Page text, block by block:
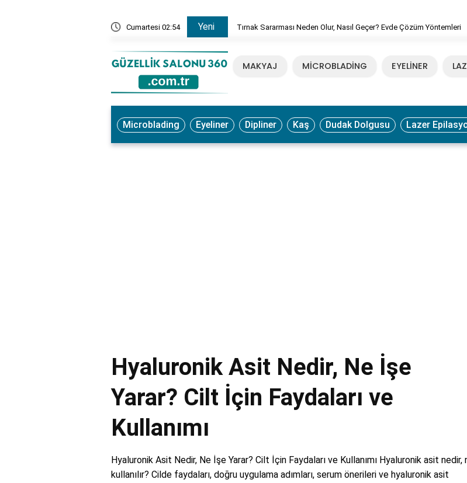
Cumartesi 02:54 Yeni
Ne İşe Yarar? Faydaları ve Kullanım Yöntemleri Tırnak Sararması Neden Olur, Nasıl Geçer? Evde Çözüm Yöntemleri
MAKYAJ MİCROBLADİNG EYELİNER
Microblading Eyeliner Dipliner Kaş Dudak Dolgusu Lazer
Hyaluronik Asit Nedir, Ne İşe
Yarar? Cilt İçin Faydaları ve
Kullanımı
Hyaluronik Asit Nedir, Ne İşe Yarar? Cilt İçin Faydaları ve Kullanımı Hyaluronik asit nedir,
kullanılır? Cilde faydaları, doğru uygulama adımları, serum önerileri ve hyaluronik asit